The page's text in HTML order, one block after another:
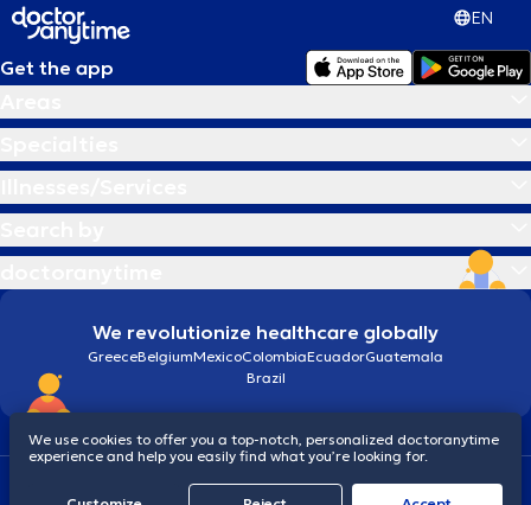
EN
Get the app
We revolutionize healthcare globally
GreeceBelgiumMexicoColombiaEcuadorGuatemala
Brazil
Cookiesdoctoranytime: Data Protection Policy
We use cookies to offer you a top-notch, personalized doctoranytime
experience and help you easily find what you’re looking for.